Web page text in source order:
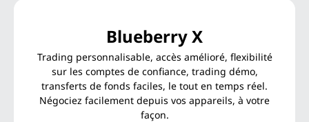
Blueberry X
Trading personnalisable, accès amélioré, flexibilité
sur les comptes de confiance, trading démo,
transferts de fonds faciles, le tout en temps réel.
Négociez facilement depuis vos appareils, à votre
façon.